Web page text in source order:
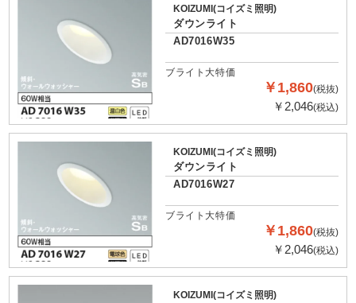
KOIZUMI(コイズミ照明)
ダウンライト
AD7016W35
ブライト大特価
￥1,860(税抜)
￥2,046(税込)
KOIZUMI(コイズミ照明)
ダウンライト
AD7016W27
ブライト大特価
￥1,860(税抜)
￥2,046(税込)
KOIZUMI(コイズミ照明)